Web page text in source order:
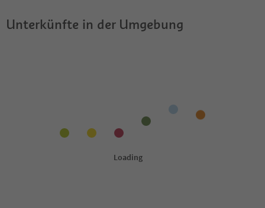
Unterkünfte in der Umgebung